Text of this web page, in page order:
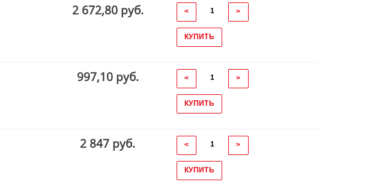
2 672,80 руб. < >
КУПИТЬ
997,10 руб. < >
КУПИТЬ
2 847 руб. < >
КУПИТЬ